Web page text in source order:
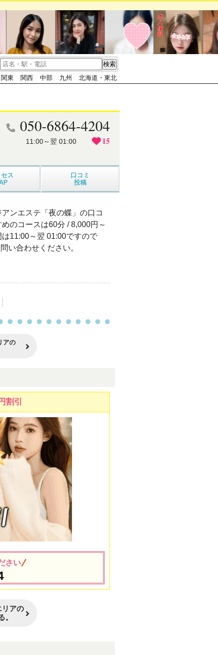
関東 関西 中部 九州 北海道・東北
050-6864-4204
11:00～翌 01:00 15
ス
口コミ
投稿
ンエステ「夜の蝶」の口コ
のコースは60分 / 8,000円～
11:00～翌 01:00ですので
い合わせください。
アの
割引
さい
アの
。